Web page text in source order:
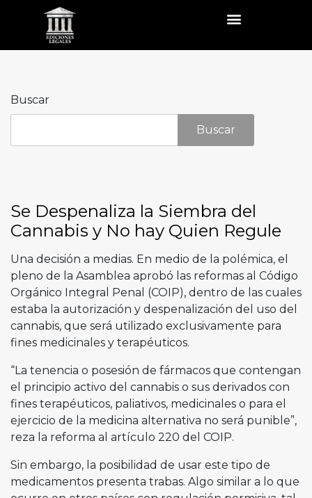
Buscar
Buscar
Se Despenaliza la Siembra del
Cannabis y No hay Quien Regule
Una decisión a medias. En medio de la polémica, el
pleno de la Asamblea aprobó las reformas al Código
Orgánico Integral Penal (COIP), dentro de las cuales
estaba la autorización y despenalización del uso del
cannabis, que será utilizado exclusivamente para
fines medicinales y terapéuticos.
“La tenencia o posesión de fármacos que contengan
el principio activo del cannabis o sus derivados con
fines terapéuticos, paliativos, medicinales o para el
ejercicio de la medicina alternativa no será punible”,
reza la reforma al artículo 220 del COIP.
Sin embargo, la posibilidad de usar este tipo de
medicamentos presenta trabas. Algo similar a lo que